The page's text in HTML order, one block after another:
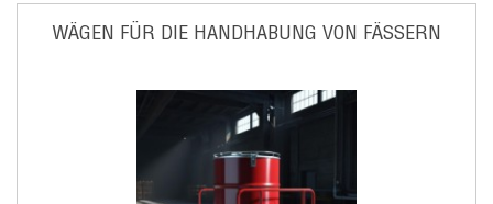
WÄGEN FÜR DIE HANDHABUNG VON FÄSSERN